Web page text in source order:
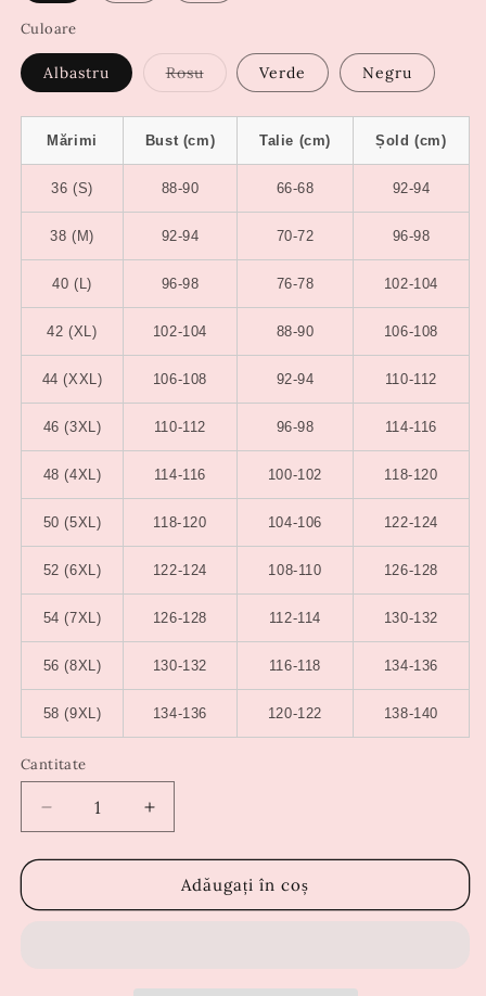
Culoare
Albastru RosuVarianta
are
epuizat
sau
este
indisponibilă
Verde Negru
Mărimi Bust (cm) Talie (cm) Șold (cm)
36 (S) 88-90 66-68 92-94
38 (M) 92-94 70-72 96-98
40 (L) 96-98 76-78 102-104
42 (XL) 102-104 88-90 106-108
44 (XXL) 106-108 92-94 110-112
46 (3XL) 110-112 96-98 114-116
48 (4XL) 114-116 100-102 118-120
50 (5XL) 118-120 104-106 122-124
52 (6XL) 122-124 108-110 126-128
54 (7XL) 126-128 112-114 130-132
56 (8XL) 130-132 116-118 134-136
58 (9XL) 134-136 120-122 138-140
Cantitate
Reduceți
cantitatea
pentru
Candy
Creșteți
cantitatea
pentru
Rochie
Candy
Adăugați în coș